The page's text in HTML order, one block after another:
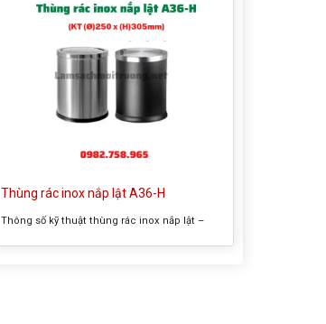
Thùng rác inox nắp lật A36-H
Thông số kỹ thuật thùng rác inox nắp lật –